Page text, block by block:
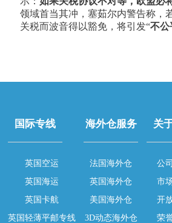
领域首当其冲，塞茹尔内警告称，
关税而波音得以豁免，将引发“不公
国际专线
英国空运
英国海运
英国卡航
英国轻薄平邮专线
海外仓服务
法国海外仓
英国海外仓
美国海外仓
3D动态海外仓
关
公
市
开
荣